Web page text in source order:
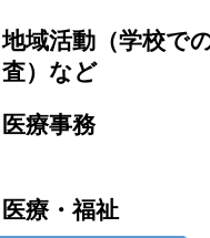
地域活動（学校で
査）など
医療事務
医療・福祉